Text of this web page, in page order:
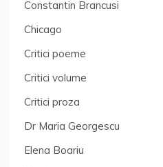
Constantin Brancusi
Chicago
Critici poeme
Critici volume
Critici proza
Dr Maria Georgescu
Elena Boariu